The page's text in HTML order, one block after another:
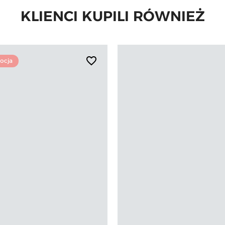
KLIENCI KUPILI RÓWNIEŻ
favorite_border